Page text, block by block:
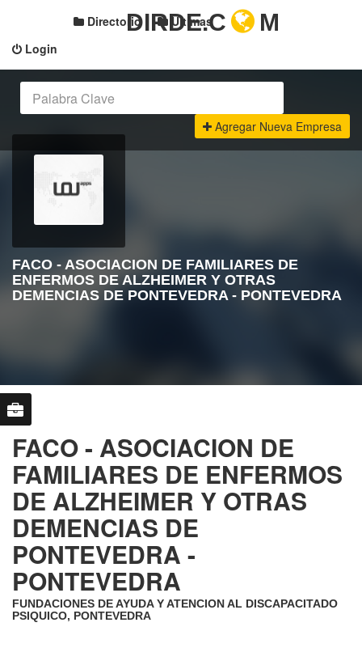
Login
Directorio Últimas
DIRDE.C M
Agregar Nueva Empresa
FACO - ASOCIACION DE FAMILIARES DE
ENFERMOS DE ALZHEIMER Y OTRAS
DEMENCIAS DE PONTEVEDRA - PONTEVEDRA
FACO - ASOCIACION DE
FAMILIARES DE ENFERMOS
DE ALZHEIMER Y OTRAS
DEMENCIAS DE
PONTEVEDRA -
PONTEVEDRA
FUNDACIONES DE AYUDA Y ATENCION AL DISCAPACITADO
PSIQUICO, PONTEVEDRA